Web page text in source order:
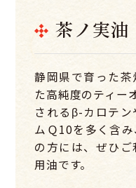
茶ノ実油
静岡県で育った
た高純度のティー
されるβ-カロテ
ムＱ10を多く含
の方には、ぜひ
用油です。